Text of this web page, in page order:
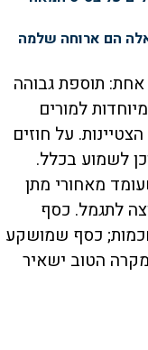
הם ארוחה שלמה
תוספת גבוהה
מיוחדות למורים
על חוזים
לשמוע בכלל.
מאחורי מתן
לתגמל. כסף
כסף שמושקע
הטוב ישאיר